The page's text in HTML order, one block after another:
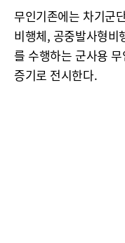
무인기존에는 차기군
비행체, 공중발사형비
를 수행하는 군사용
증기로 전시한다.